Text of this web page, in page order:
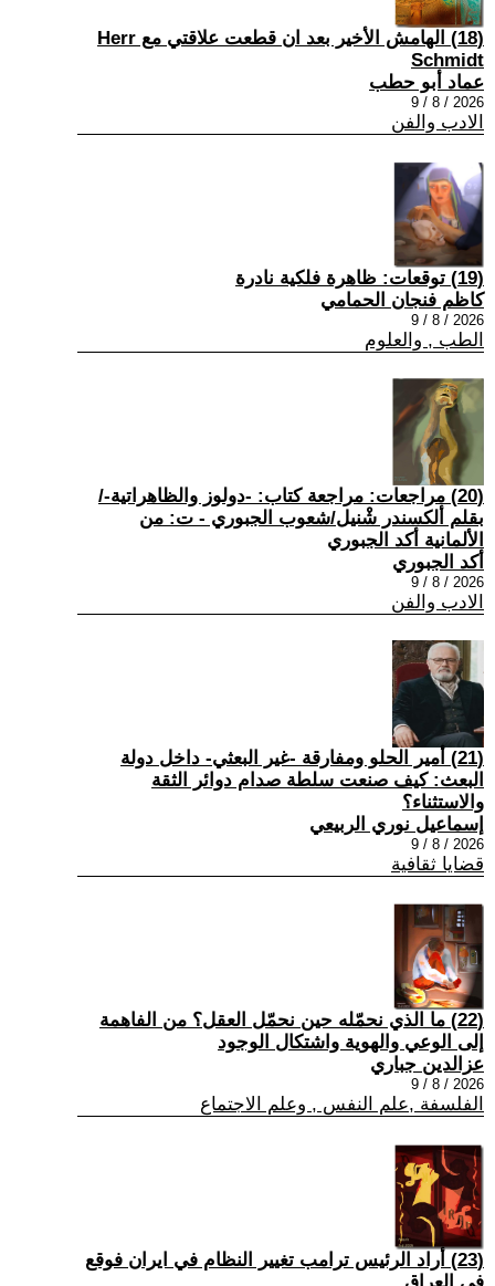
(18) الهامش الأخير بعد ان قطعت علاقتي مع Herr
Schmidt
عماد أبو حطب
2026 / 8 / 9
الادب والفن
(19) توقعات: ظاهرة فلكية نادرة
كاظم فنجان الحمامي
2026 / 8 / 9
الطب , والعلوم
(20) مراجعات: مراجعة كتاب: -دولوز والظاهراتية-/
بقلم ألكسندر شْنيل/شعوب الجبوري - ت: من
الألمانية أكد الجبوري
أكد الجبوري
2026 / 8 / 9
الادب والفن
(21) أمير الحلو ومفارقة -غير البعثي- داخل دولة
البعث: كيف صنعت سلطة صدام دوائر الثقة
والاستثناء؟
إسماعيل نوري الربيعي
2026 / 8 / 9
قضايا ثقافية
(22) ما الذي نحمّله حين نحمّل العقل؟ من الفاهمة
إلى الوعي والهوية واشتكال الوجود
عزالدين جباري
2026 / 8 / 9
الفلسفة ,علم النفس , وعلم الاجتماع
(23) أراد الرئيس ترامب تغيير النظام في ايران فوقع